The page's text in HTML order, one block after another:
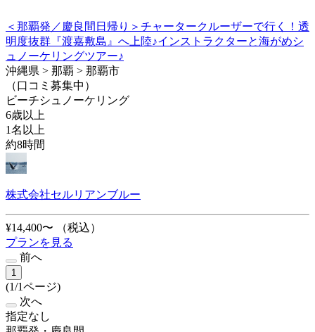
＜那覇発／慶良間日帰り＞チャータークルーザーで行く！透
明度抜群『渡嘉敷島』へ上陸♪インストラクターと海がめシ
ュノーケリングツアー♪
沖縄県 > 那覇 > 那覇市
（口コミ募集中）
ビーチシュノーケリング
6歳以上
1名以上
約8時間
株式会社セルリアンブルー
¥14,400〜
（税込）
プランを見る
前へ
1
(1/1ページ)
次へ
指定なし